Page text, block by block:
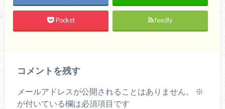
Pocket feedly
コメントを残す
メールアドレスが公開されることはありません。
※
が付いている欄は必須項目です